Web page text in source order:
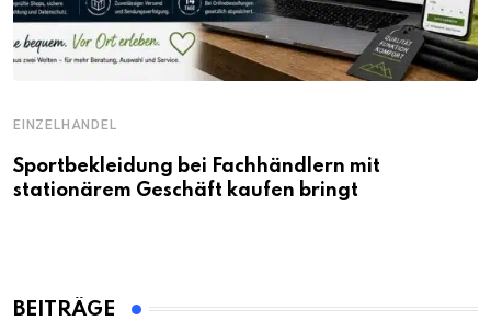
EINZELHANDEL
Sportbekleidung bei Fachhändlern mit
stationärem Geschäft kaufen bringt
BEITRÄGE